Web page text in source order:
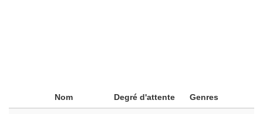
Nom Degré d'attente Genres